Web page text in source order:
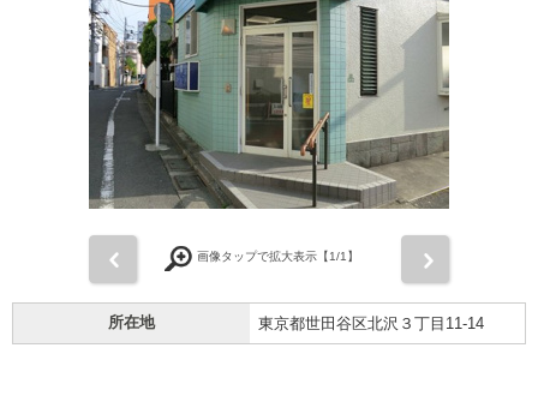
画像タップで拡大表示【1/1】
所在地 東京都世田谷区北沢３丁目11-14